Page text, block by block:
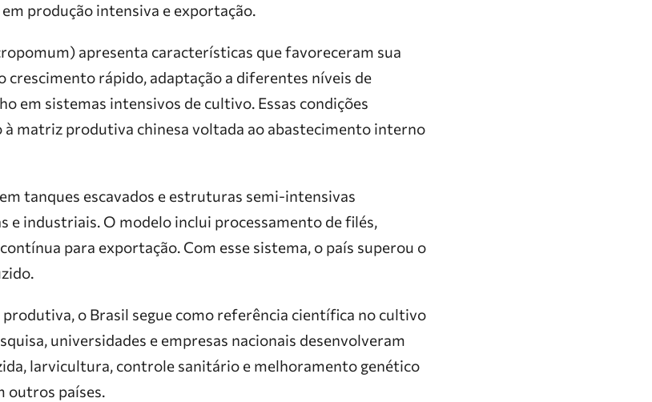
produção intensiva e exportação.
apresenta características que favoreceram sua
crescimento rápido, adaptação a diferentes níveis de
em sistemas intensivos de cultivo. Essas condições
matriz produtiva chinesa voltada ao abastecimento interno
tanques escavados e estruturas semi-intensivas
e industriais. O modelo inclui processamento de filés,
para exportação. Com esse sistema, o país superou o
produtiva, o Brasil segue como referência científica no cultivo
universidades e empresas nacionais desenvolveram
larvicultura, controle sanitário e melhoramento genético
outros países.